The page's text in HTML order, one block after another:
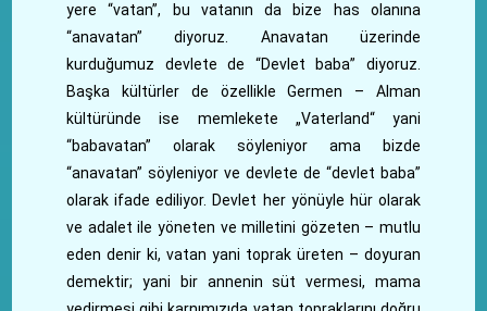
yere “vatan”, bu vatanın da bize has olanına
“anavatan” diyoruz. Anavatan üzerinde
kurduğumuz devlete de “Devlet baba” diyoruz.
Başka kültürler de özellikle Germen – Alman
kültüründe ise memlekete „Vaterland“ yani
“babavatan” olarak söyleniyor ama bizde
“anavatan” söyleniyor ve devlete de “devlet baba”
olarak ifade ediliyor. Devlet her yönüyle hür olarak
ve adalet ile yöneten ve milletini gözeten – mutlu
eden denir ki, vatan yani toprak üreten – doyuran
demektir; yani bir annenin süt vermesi, mama